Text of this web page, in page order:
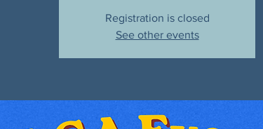
Registration is closed
See other events